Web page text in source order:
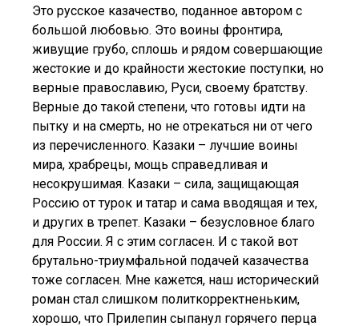
Это русское казачество, поданное автором с
большой любовью. Это воины фронтира,
живущие грубо, сплошь и рядом совершающие
жестокие и до крайности жестокие поступки, но
верные православию, Руси, своему братству.
Верные до такой степени, что готовы идти на
пытку и на смерть, но не отрекаться ни от чего
из перечисленного. Казаки – лучшие воины
мира, храбрецы, мощь справедливая и
несокрушимая. Казаки – сила, защищающая
Россию от турок и татар и сама вводящая и тех,
и других в трепет. Казаки – безусловное благо
для России. Я с этим согласен. И с такой вот
брутально-триумфальной подачей казачества
тоже согласен. Мне кажется, наш исторический
роман стал слишком политкорректненьким,
хорошо, что Прилепин сыпанул горячего перца